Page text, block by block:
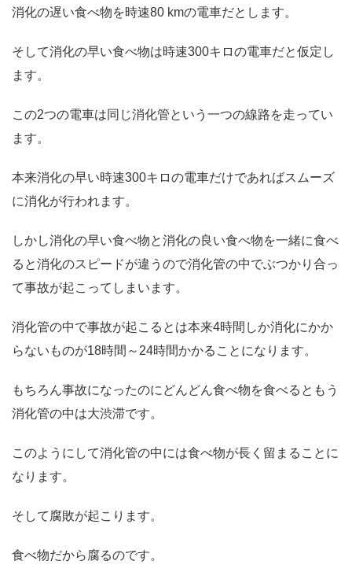
消化の遅い食べ物を時速80 kmの電車だとします。
そして消化の早い食べ物は時速300キロの電車だと仮定し
ます。
この2つの電車は同じ消化管という一つの線路を走ってい
ます。
本来消化の早い時速300キロの電車だけであればスムーズ
に消化が行われます。
しかし消化の早い食べ物と消化の良い食べ物を一緒に食べ
ると消化のスピードが違うので消化管の中でぶつかり合っ
て事故が起こってしまいます。
消化管の中で事故が起こるとは本来4時間しか消化にかか
らないものが18時間～24時間かかることになります。
もちろん事故になったのにどんどん食べ物を食べるともう
消化管の中は大渋滞です。
このようにして消化管の中には食べ物が長く留まることに
なります。
そして腐敗が起こります。
食べ物だから腐るのです。